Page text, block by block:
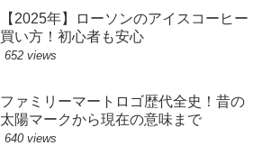
【2025年】ローソンのアイスコーヒー
買い方！初心者も安心
652 views
ファミリーマートロゴ歴代全史！昔の
太陽マークから現在の意味まで
640 views